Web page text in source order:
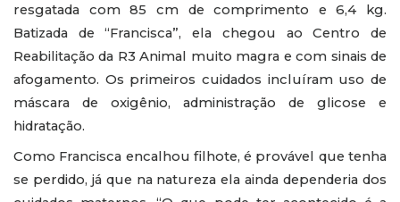
resgatada com 85 cm de comprimento e 6,4 kg.
Batizada de “Francisca”, ela chegou ao Centro de
Reabilitação da R3 Animal muito magra e com sinais de
afogamento. Os primeiros cuidados incluíram uso de
máscara de oxigênio, administração de glicose e
hidratação.
Como Francisca encalhou filhote, é provável que tenha
se perdido, já que na natureza ela ainda dependeria dos